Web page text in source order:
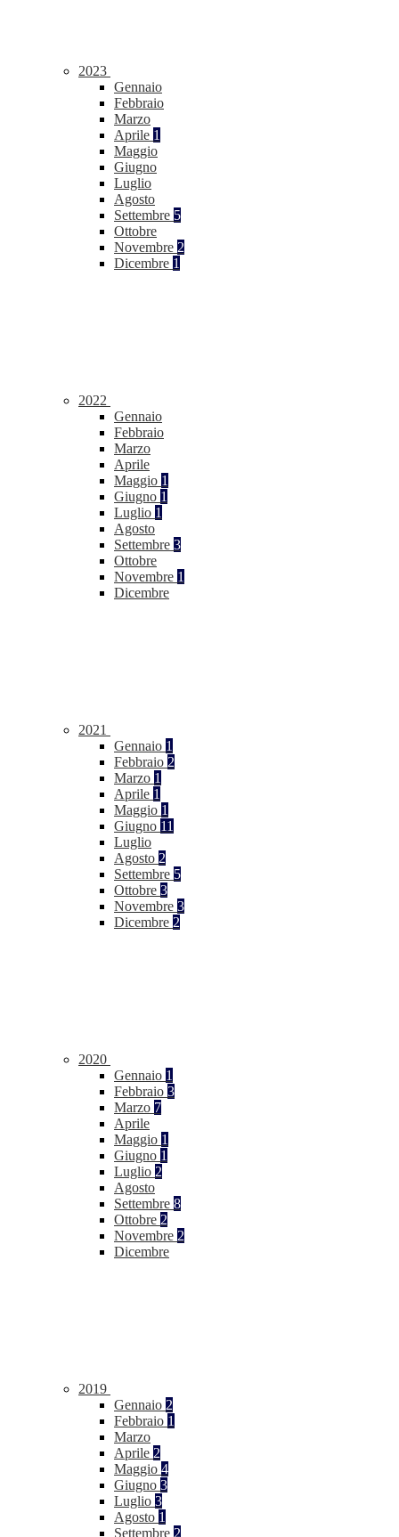
2023
Gennaio
Febbraio
Marzo
Aprile 1
Maggio
Giugno
Luglio
Agosto
Settembre 5
Ottobre
Novembre 2
Dicembre 1
2022
Gennaio
Febbraio
Marzo
Aprile
Maggio 1
Giugno 1
Luglio 1
Agosto
Settembre 3
Ottobre
Novembre 1
Dicembre
2021
Gennaio 1
Febbraio 2
Marzo 1
Aprile 1
Maggio 1
Giugno 11
Luglio
Agosto 2
Settembre 5
Ottobre 3
Novembre 3
Dicembre 2
2020
Gennaio 1
Febbraio 3
Marzo 7
Aprile
Maggio 1
Giugno 1
Luglio 2
Agosto
Settembre 8
Ottobre 2
Novembre 2
Dicembre
2019
Gennaio 2
Febbraio 1
Marzo
Aprile 2
Maggio 4
Giugno 3
Luglio 3
Agosto 1
Settembre 2